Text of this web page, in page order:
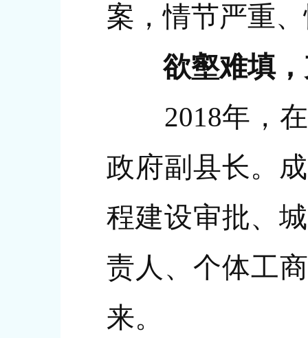
案，情节严重
欲壑难填，
2018年，在
政府副县长。
程建设审批、
责人、个体工
来。